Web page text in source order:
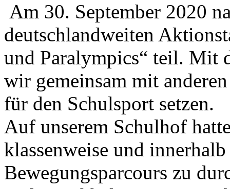
Am 30. September 2020
deutschlandweiten
und Paralympics“ teil. Mit
wir gemeinsam mit
für den Schulsport setzen.
Auf unserem Schulhof
klassenweise und
Bewegungsparcours zu